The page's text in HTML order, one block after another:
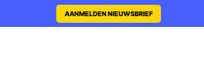
en
AANMELDEN NIEUWSBRIEF